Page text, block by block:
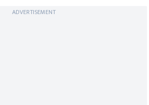
ADVERTISEMENT